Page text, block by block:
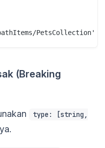
(Breaking
type: [string,